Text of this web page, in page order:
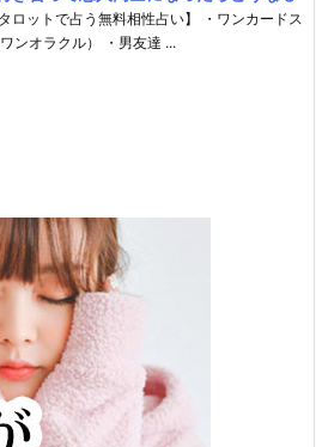
タロットで占う無料相性占い】 ・ワンカードス
ンオラクル） ・男友達 ...